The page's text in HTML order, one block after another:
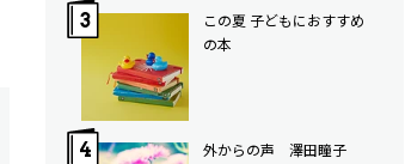
この夏 子どもにおすすめ
の本
外からの声 澤田瞳子